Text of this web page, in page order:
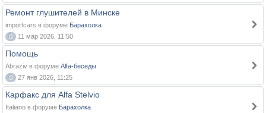
Ремонт глушителей в Минске
importcars в форуме Барахолка
0
11 мар 2026, 11:50
Помощь
Abraziv в форуме Alfa-беседы
0
27 янв 2026, 11:25
Карфакс для Alfa Stelvio
Italiano в форуме Барахолка